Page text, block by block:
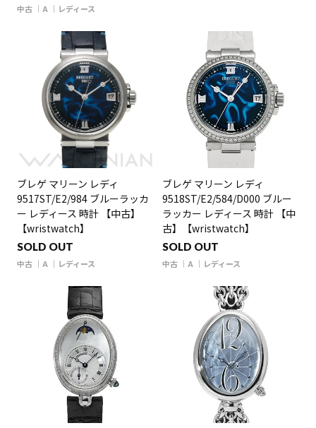
中古 A レディース
ブレゲ マリーン レディ
9517ST/E2/984 ブルーラッカ
ー レディース 時計 【中古】
【wristwatch】
SOLD OUT
中古 A レディース
ブレゲ マリーン レディ
9518ST/E2/584/D000 ブルー
ラッカー レディース 時計 【中
古】【wristwatch】
SOLD OUT
中古 A レディース